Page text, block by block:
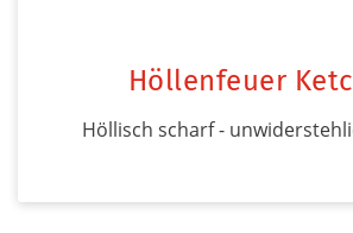
Höllenfeuer
Höllisch scharf -